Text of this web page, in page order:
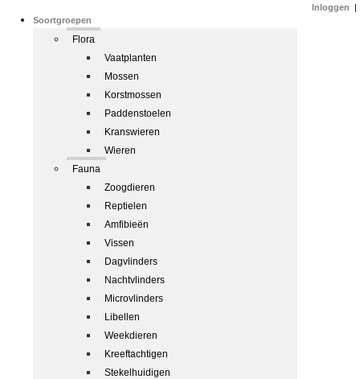
Soortgroepen
Flora
Vaatplanten
Mossen
Korstmossen
Paddenstoelen
Kranswieren
Wieren
Fauna
Zoogdieren
Reptielen
Amfibieën
Vissen
Dagvlinders
Nachtvlinders
Microvlinders
Libellen
Weekdieren
Kreeftachtigen
Stekelhuidigen
Inloggen |